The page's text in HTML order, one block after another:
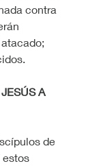
contra
A
de
estos